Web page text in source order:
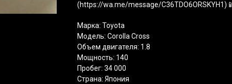
(https://wa.me/message/C36TDO6ORSKYH1)📱
Марка: Toyota
Модель: Corolla Cross
Объем двигателя: 1.8
Мощность: 140
Пробег: 34 000
Страна: Япония